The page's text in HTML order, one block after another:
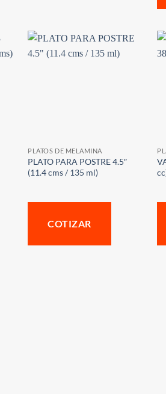
PLATOS DE MELAMINA
PLATO PARA POSTRE 4.5″
(11.4 cms / 135 ml)
COTIZAR